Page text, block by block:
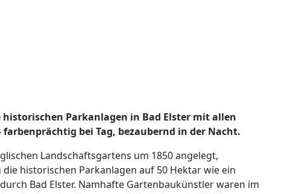
historischen Parkanlagen in Bad Elster mit allen
farbenprächtig bei Tag, bezaubernd in der Nacht.
Landschaftsgartens um 1850 angelegt,
historischen Parkanlagen auf 50 Hektar wie ein
Bad Elster. Namhafte Gartenbaukünstler waren im